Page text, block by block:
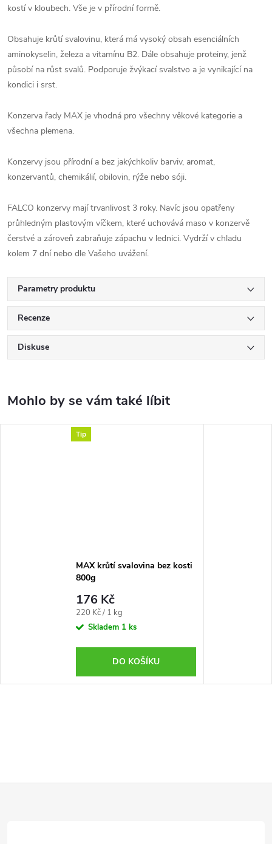
kostí v kloubech. Vše je v přírodní formě.
Obsahuje krůtí svalovinu, která má vysoký obsah esenciálních
aminokyselin, železa a vitamínu B2. Dále obsahuje proteiny, jenž
působí na růst svalů. Podporuje žvýkací svalstvo a je vynikající na
kondici i srst.
Konzerva řady MAX je vhodná pro všechny věkové kategorie a
všechna plemena.
Konzervy jsou přírodní a bez jakýchkoliv barviv, aromat,
konzervantů, chemikálií, obilovin, rýže nebo sóji.
FALCO konzervy mají trvanlivost 3 roky. Navíc jsou opatřeny
průhledným plastovým víčkem, které uchovává maso v konzervě
čerstvé a zároveň zabraňuje zápachu v lednici. Vydrží v chladu
kolem 7 dní nebo dle Vašeho uvážení.
Parametry produktu
Recenze
Diskuse
Tip
MAX krůtí svalovina bez kosti
800g
176 Kč
Měrná
cena:
220 Kč / 1 kg
Skladem 1 ks
DO KOŠÍKU